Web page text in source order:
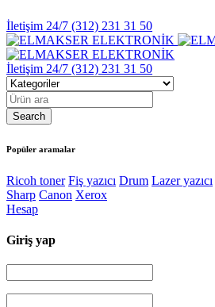
İletişim 24/7 (312) 231 31 50
İletişim 24/7 (312) 231 31 50
Popüler aramalar
Ricoh toner Fiş yazıcı Drum Lazer yazıcı
Sharp Canon Xerox
Hesap
Giriş yap